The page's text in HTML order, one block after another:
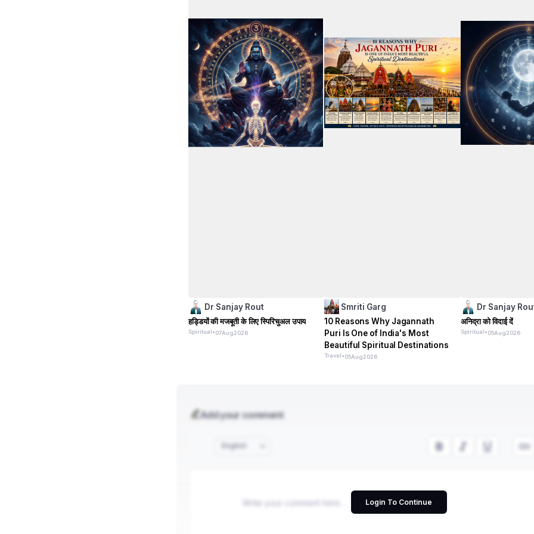
Dr Sanjay Rout
हड्डियों की मजबूती के लिए स्पिरिचुअल उपाय
Spiritual•07Aug2026
Smriti Garg
10 Reasons Why Jagannath
Puri Is One of India's Most
Beautiful Spiritual Destinations
Travel•05Aug2026
Dr Sanjay
अनिद्रा को विदाई दें
Spiritual•05Aug2026
Add your comment
Login To Continue
English